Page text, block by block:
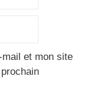
et mon site